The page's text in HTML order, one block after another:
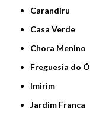
Carandiru
Casa Verde
Chora Menino
Freguesia do Ó
Imirim
Jardim Franca